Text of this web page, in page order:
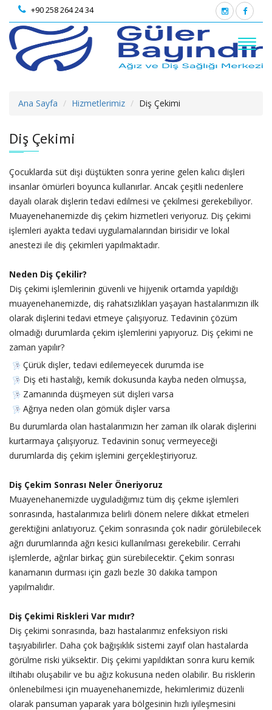
+90 258 264 24 34
Ana Sayfa Hizmetlerimiz Diş Çekimi
Diş Çekimi
Çocuklarda süt dişi düştükten sonra yerine gelen kalıcı dişleri
insanlar ömürleri boyunca kullanırlar. Ancak çeşitli nedenlere
dayalı olarak dişlerin tedavi edilmesi ve çekilmesi gerekebiliyor.
Muayenehanemizde diş çekim hizmetleri veriyoruz. Diş çekimi
işlemleri ayakta tedavi uygulamalarından birisidir ve lokal
anestezi ile diş çekimleri yapılmaktadır.
Neden Diş Çekilir?
Diş çekimi işlemlerinin güvenli ve hijyenik ortamda yapıldığı
muayenehanemizde, diş rahatsızlıkları yaşayan hastalarımızın ilk
olarak dişlerini tedavi etmeye çalışıyoruz. Tedavinin çözüm
olmadığı durumlarda çekim işlemlerini yapıyoruz. Diş çekimi ne
zaman yapılır?
Çürük dişler, tedavi edilemeyecek durumda ise
Diş eti hastalığı, kemik dokusunda kayba neden olmuşsa,
Zamanında düşmeyen süt dişleri varsa
Ağrıya neden olan gömük dişler varsa
Bu durumlarda olan hastalarımızın her zaman ilk olarak dişlerini
kurtarmaya çalışıyoruz. Tedavinin sonuç vermeyeceği
durumlarda diş çekim işlemini gerçekleştiriyoruz.
Diş Çekim Sonrası Neler Öneriyoruz
Muayenehanemizde uyguladığımız tüm diş çekme işlemleri
sonrasında, hastalarımıza belirli dönem nelere dikkat etmeleri
gerektiğini anlatıyoruz. Çekim sonrasında çok nadir görülebilecek
ağrı durumlarında ağrı kesici kullanılması gerekebilir. Cerrahi
işlemlerde, ağrılar birkaç gün sürebilecektir. Çekim sonrası
kanamanın durması için gazlı bezle 30 dakika tampon
yapılmalıdır.
Diş Çekimi Riskleri Var mıdır?
Diş çekimi sonrasında, bazı hastalarımız enfeksiyon riski
taşıyabilirler. Daha çok bağışıklık sistemi zayıf olan hastalarda
görülme riski yüksektir. Diş çekimi yapıldıktan sonra kuru kemik
iltihabı oluşabilir ve bu ağız kokusuna neden olabilir. Bu risklerin
önlenebilmesi için muayenehanemizde, hekimlerimiz düzenli
olarak pansuman yaparak yara bölgesinin hızlı iyileşmesini